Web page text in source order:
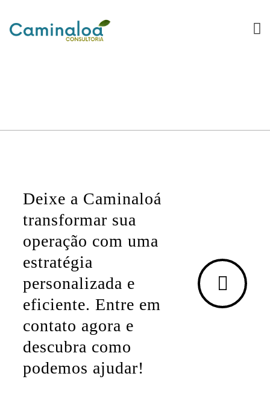
Deixe a Caminaloá
transformar sua
operação com uma
estratégia
personalizada e
eficiente. Entre em
contato agora e
descubra como
podemos ajudar!